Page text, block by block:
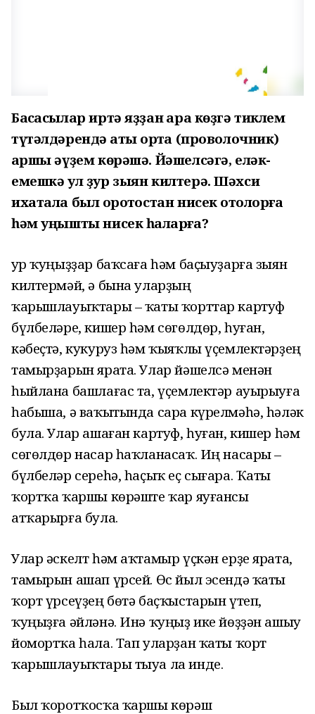
Баҡсасылар иртә яҙҙан ҡара көҙгә тиклем
түтәлдәрендә ҡаты ҡортҡа (проволочник)
ҡаршы әүҙем көрәшә. Йәшелсәгә, еләк-
емешкә ул ҙур зыян килтерә. Шәхси
ихатала был ҡоротҡостан нисек ҡотолорға
һәм уңышты нисек һаҡларға?
Ҙур ҡуңыҙҙар баҡсаға һәм баҫыуҙарға зыян
килтермәй, ә бына уларҙың
ҡарышлауыҡтары – ҡаты ҡорттар картуф
бүлбеләре, кишер һәм сөгөлдөр, һуған,
кәбеҫтә, кукуруз һәм ҡыяҡлы үҫемлектәрҙең
тамырҙарын ярата. Улар йәшелсә менән
һыйлана башлағас та, үҫемлектәр ауырыуға
һабыша, ә ваҡытында сара күрелмәһә, һәләк
була. Улар ашаған картуф, һуған, кишер һәм
сөгөлдөр насар һаҡланасаҡ. Иң насары –
бүлбеләр сереһә, һаҫыҡ еҫ сығара. Ҡаты
ҡортҡа ҡаршы көрәште ҡар яуғансы
атҡарырға була.
Улар әскелт һәм аҡтамыр үҫкән ерҙе ярата,
тамырын ашап үрсей. Өс йыл эсендә ҡаты
ҡорт үрсеүҙең бөтә баҫҡыстарын үтеп,
ҡуңыҙға әйләнә. Инә ҡуңыҙ ике йөҙҙән ашыу
йомортҡа һала. Тап уларҙан ҡаты ҡорт
ҡарышлауыҡтары тыуа ла инде.
Был ҡоротҡосҡа ҡаршы көрәш